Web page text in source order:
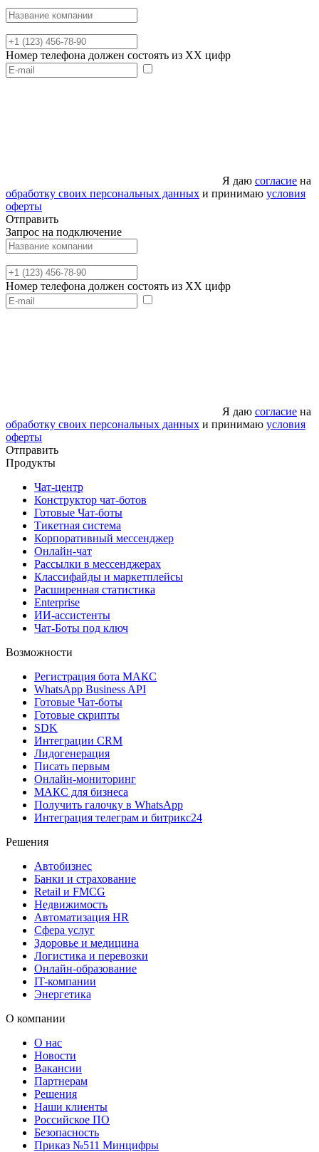
Номер телефона должен состоять из XX цифр
Я даю согласие на
обработку своих персональных данных и принимаю условия
оферты
Отправить
Запрос на подключение
Номер телефона должен состоять из XX цифр
Я даю согласие на
обработку своих персональных данных и принимаю условия
оферты
Отправить
Продукты
Чат-центр
Конструктор чат-ботов
Готовые Чат-боты
Тикетная система
Корпоративный мессенджер
Онлайн-чат
Рассылки в мессенджерах
Классифайды и маркетплейсы
Расширенная статистика
Enterprise
ИИ-ассистенты
Чат-Боты под ключ
Возможности
Регистрация бота MAКС
WhatsApp Business API
Готовые Чат-боты
Готовые скрипты
SDK
Интеграции CRM
Лидогенерация
Писать первым
Онлайн-мониторинг
MAКС для бизнеса
Получить галочку в WhatsApp
Интеграция телеграм и битрикс24
Решения
Автобизнес
Банки и страхование
Retail и FMCG
Недвижимость
Автоматизация HR
Сфера услуг
Здоровье и медицина
Логистика и перевозки
Онлайн-образование
IT-компании
Энергетика
О компании
О нас
Новости
Вакансии
Партнерам
Решения
Наши клиенты
Российское ПО
Безопасность
Приказ №511 Минцифры